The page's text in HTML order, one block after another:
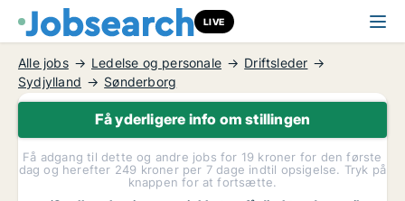
LIVE
Alle jobs Ledelse og personale
Driftsleder
Sydjylland
Sønderborg
Få yderligere info om stillingen
Få adgang til dette og andre jobs for 19 kroner for den første
dag og herefter 249 kroner per 7 dage indtil opsigelse. Tryk på
knappen for at fortsætte.